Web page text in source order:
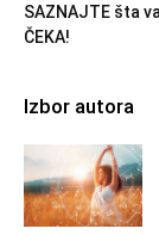
SAZNAJTE šta
ČEKA!
Izbor autora